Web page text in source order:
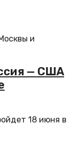
и
— США
18 июня в